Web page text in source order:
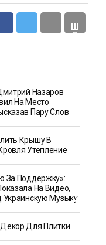
Ш
О
Н
Назаров
На Место
Пару Слов
Крышу В
Утепление
За Поддержку»:
На Видео,
Украинскую Музыку
Для Плитки